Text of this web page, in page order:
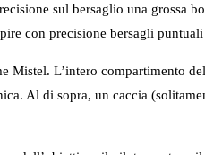
sul bersaglio una grossa
con precisione bersagli
L’intero compartimento
Al di sopra, un caccia